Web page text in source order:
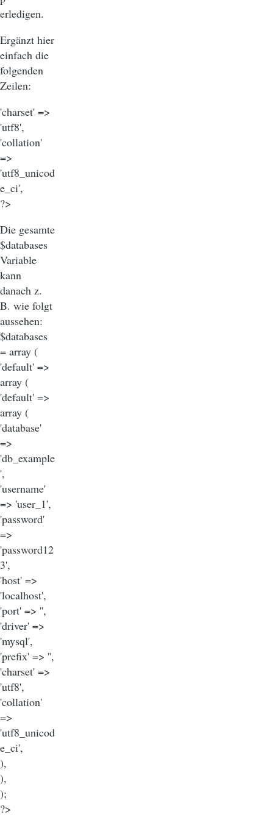
erledigen.
Ergänzt hier
einfach die
folgenden
Zeilen:
'charset' =>
'utf8',
'collation'
=>
'utf8_unicod
e_ci',
?>
Die gesamte
$databases
Variable
kann
danach z.
B. wie folgt
aussehen:
$databases
= array (
'default' =>
array (
'default' =>
array (
'database'
=>
'db_example
',
'username'
=> 'user_1',
'password'
=>
'password12
3',
'host' =>
'localhost',
'port' => '',
'driver' =>
'mysql',
'prefix' => '',
'charset' =>
'utf8',
'collation'
=>
'utf8_unicod
e_ci',
),
),
);
?>